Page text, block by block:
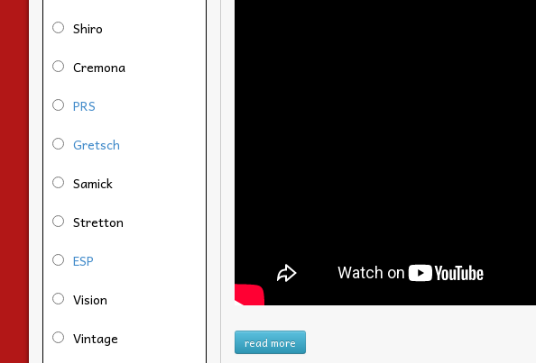
read more
Shiro
Cremona
PRS
Gretsch
Samick
Stretton
ESP
Vision
Vintage